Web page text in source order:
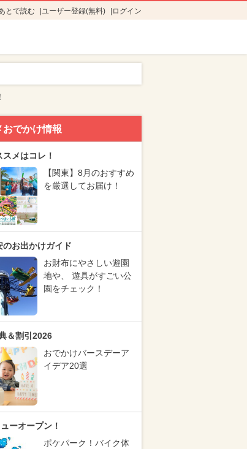
とで読む ユーザー登録(無料) ログイン
おでかけ情報
メはコレ！
【関東】8月のおすすめ
を厳選してお届け！
のお出かけガイド
お財布にやさしい遊園
地や、 遊具がすごい公
園をチェック！
＆割引2026
おでかけバースデーア
イデア20選
ーオープン！
ポケパーク！バイク体